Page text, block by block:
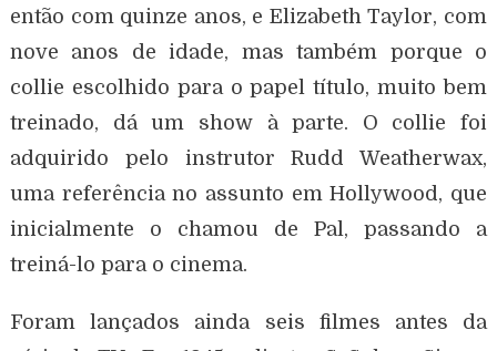
então com quinze anos, e Elizabeth Taylor, com
nove anos de idade, mas também porque o
collie escolhido para o papel título, muito bem
treinado, dá um show à parte. O collie foi
adquirido pelo instrutor Rudd Weatherwax,
uma referência no assunto em Hollywood, que
inicialmente o chamou de Pal, passando a
treiná-lo para o cinema.
Foram lançados ainda seis filmes antes da